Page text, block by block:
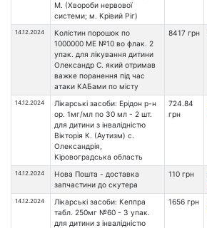
М. (Хвороби нервової
системи; м. Крівий Ріг)
14.12.2024
Колістин порошок по
1000000 МЕ №10 во флак. 2
упак. для лікування дитини
Олександр С. який отримав
важке поранення під час
атаки КАБами по місту
8417 грн
14.12.2024
Лікарські засоби: Ерідон р-н
ор. 1мг/мл по 30 мл - 2 шт.
для дитини з інвалідністю
Вікторія К. (Аутизм) с.
Олександрія,
Кіровоградська область
724.84
грн
14.12.2024
Нова Пошта - доставка
запчастини до скутера
110 грн
14.12.2024
Лікарські засоби: Кеппра
табл. 250мг №60 - 3 упак.
для дитини з інвалідністю
1656 грн